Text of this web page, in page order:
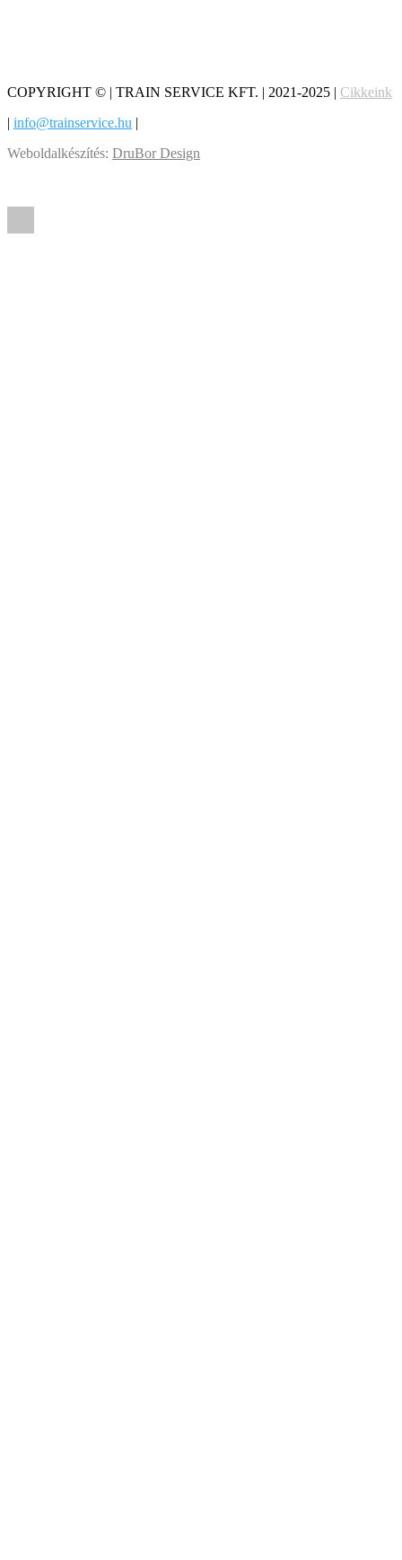
COPYRIGHT © | TRAIN SERVICE KFT. | 2021-2025 | Cikkeink
| info@trainservice.hu |
Weboldalkészítés: DruBor Design